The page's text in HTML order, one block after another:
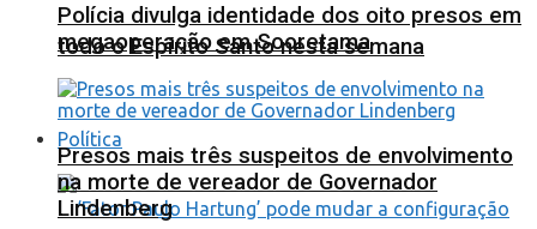
todo o Espírito Santo nesta semana
Política
Polícia divulga identidade dos oito presos em
megaoperação em Sooretama
Presos mais três suspeitos de envolvimento
na morte de vereador de Governador
Lindenberg